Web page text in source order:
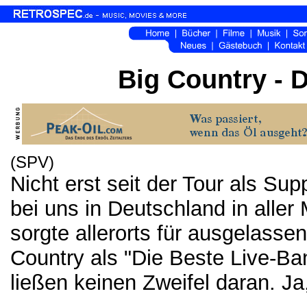
Big Country -
(SPV)
Nicht erst seit der Tour als
bei uns in Deutschland in aller
sorgte allerorts für
Country als "Die Beste Live-
ließen keinen Zweifel daran.